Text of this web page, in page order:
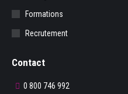
Formations
Recrutement
Contact
0 800 746 992